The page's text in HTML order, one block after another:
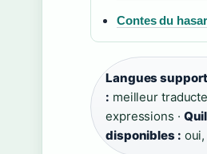
Contes du
Langues
: meilleur
expressions ·
disponibles :